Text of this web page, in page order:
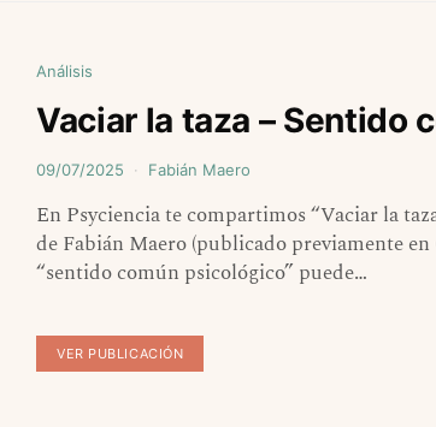
Análisis
Vaciar la taza – Sentido
09/07/2025 Fabián Maero
En Psyciencia te compartimos “Vaciar la
de Fabián Maero (publicado previamente
“sentido común psicológico” puede…
VER PUBLICACIÓN